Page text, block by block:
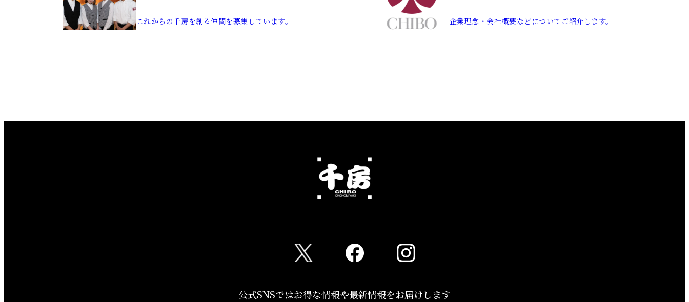
これからの千房を創る仲間を募集しています。 企業理念・会社概要などについてご紹介します。
公式SNSではお得な情報や最新情報をお届けします